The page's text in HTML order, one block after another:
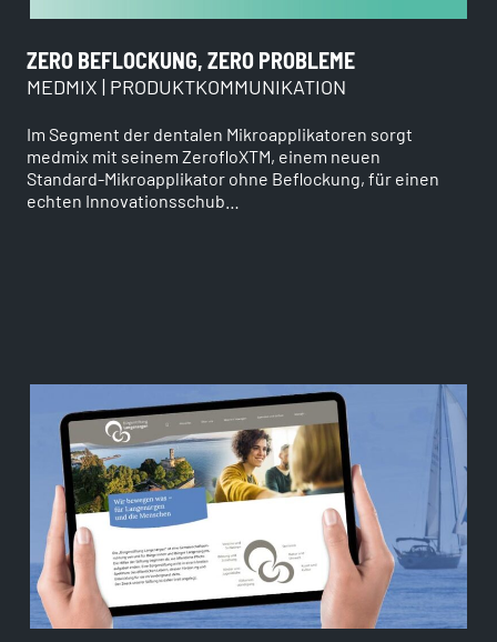
ZERO BEFLOCKUNG, ZERO PROBLEME
MEDMIX | PRODUKTKOMMUNIKATION
Im Segment der dentalen Mikroapplikatoren sorgt
medmix mit seinem ZerofloXTM, einem neuen
Standard-Mikroapplikator ohne Beflockung, für einen
echten Innovationsschub…